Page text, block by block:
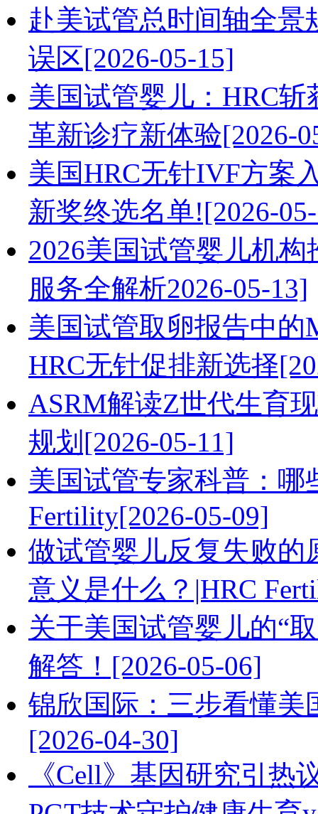
赴美试管总时间轴全
误区[2026-05-15]
美国试管婴儿：HRC斩
革新诊疗新体验[2026-
美国HRC无针IVF方案
新奖终选名单![2026-
2026美国试管婴儿机
服务全解析2026-05-13]
美国试管取卵报告中
HRC无针促排新选择
ASRM解读Z世代生育
规划[2026-05-11]
美国试管专家科普：哪
Fertility[2026-05-09]
做试管婴儿反复失败的
意义是什么？|HRC
关于美国试管婴儿的“
解答！[2026-05-06]
锦欣国际：三步看懂美
[2026-04-30]
《Cell》基因研究引热